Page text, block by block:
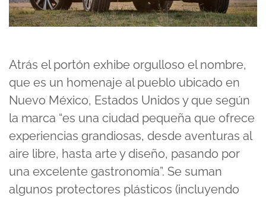
Atrás el portón exhibe orgulloso el nombre,
que es un homenaje al pueblo ubicado en
Nuevo México, Estados Unidos y que según
la marca “es una ciudad pequeña que ofrece
experiencias grandiosas, desde aventuras al
aire libre, hasta arte y diseño, pasando por
una excelente gastronomía”. Se suman
algunos protectores plásticos (incluyendo